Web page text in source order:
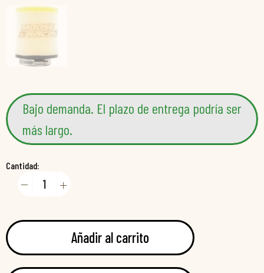
Bajo demanda. El plazo de entrega podría ser
más largo.
Cantidad:
Añadir al carrito